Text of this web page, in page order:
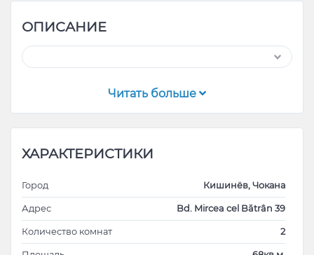
ОПИСАНИЕ
Читать больше
ХАРАКТЕРИСТИКИ
Город Кишинёв, Чокана
Адрес Bd. Mircea cel Bătrân 39
Количество комнат 2